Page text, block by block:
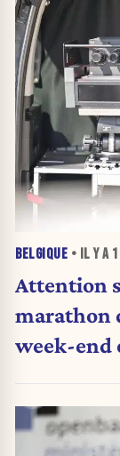
BELGIQUE • IL Y A
Attention
marathon
week-end